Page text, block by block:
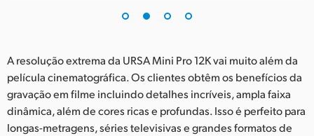
A resolução extrema da URSA Mini Pro 12K vai muito além da
película cinematográfica. Os clientes obtêm os benefícios da
gravação em filme incluindo detalhes incríveis, ampla faixa
dinâmica, além de cores ricas e profundas. Isso é perfeito para
longas-metragens, séries televisivas e grandes formatos de